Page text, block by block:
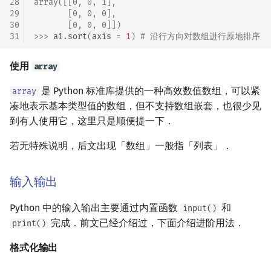
28
29
30
31
array([[0, 0, 1],
       [0, 0, 0],
       [0, 0, 0]])
>>> a1 .sort(axis = 1) # 沿行方向对数组进行原地排序
使用 array
array 是 Python 标准库提供的一种高效数值数组，可以紧
凑地表示基本类型值的数组，但不支持数组嵌套，也很少见
到有人使用它，这里只是顺便提一下．
若无特殊说明，后文出现「数组」一般指「列表」．
输入输出
Python 中的输入输出主要通过内置函数 input() 和
print() 完成．前文已经介绍过，下面介绍进阶用法．
格式化输出